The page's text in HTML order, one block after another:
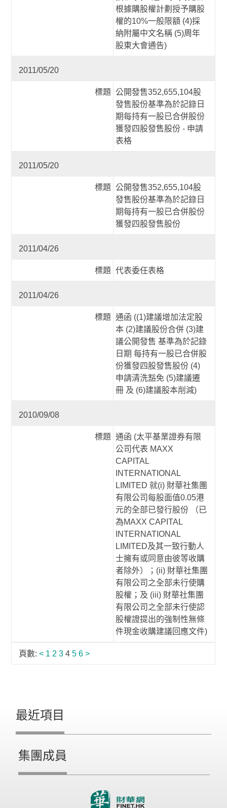
根據購股權計劃授予購股
權的10%一般限額 (4)採
納附屬中文名稱 (5)周年
股東大會通告)
2011/05/20
標題
公開發售352,655,104股
發售股份基準為於記錄日
期每持有一股已合併股份
獲發四股發售股份 - 申請
表格
2011/05/20
標題
公開發售352,655,104股
發售股份基準為於記錄日
期每持有一股已合併股份
獲發四股發售股份
2011/04/26
標題 代表委任表格
2011/04/26
標題
通函 ((1)建議增加法定股
本 (2)建議股份合併 (3)建
議公開發售 基準為於記錄
日期 每持有一股已合併股
份獲發四股發售股份 (4)
申請清洗豁免 (5)建議遷
冊 及 (6)建議股本削減)
2010/09/08
標題
通函 (太平基業證券有限
公司代表 MAXX
CAPITAL
INTERNATIONAL
LIMITED 就(i) 財華社集團
有限公司每股面值0.05港
元的全部已發行股份 （已
為MAXX CAPITAL
INTERNATIONAL
LIMITED及其一致行動人
士擁有或同意由彼等收購
者除外）；(ii) 財華社集團
有限公司之全部未行使購
股權；及 (iii) 財華社集團
有限公司之全部未行使認
股權證提出的強制性無條
件現金收購建議回應文件)
頁數: < 1 2 3 4 5 6 >
最近項目
集團成員